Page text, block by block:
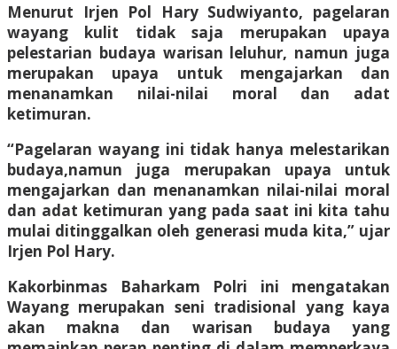
Menurut Irjen Pol Hary Sudwiyanto, pagelaran
wayang kulit tidak saja merupakan upaya
pelestarian budaya warisan leluhur, namun juga
merupakan upaya untuk mengajarkan dan
menanamkan nilai-nilai moral dan adat
ketimuran.
“Pagelaran wayang ini tidak hanya melestarikan
budaya,namun juga merupakan upaya untuk
mengajarkan dan menanamkan nilai-nilai moral
dan adat ketimuran yang pada saat ini kita tahu
mulai ditinggalkan oleh generasi muda kita,” ujar
Irjen Pol Hary.
Kakorbinmas Baharkam Polri ini mengatakan
Wayang merupakan seni tradisional yang kaya
akan makna dan warisan budaya yang